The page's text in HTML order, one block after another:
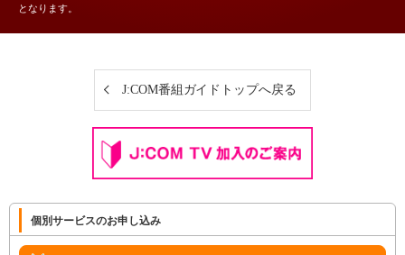
となります。
J:COM番組ガイドトップへ戻る
個別サービスのお申し込み